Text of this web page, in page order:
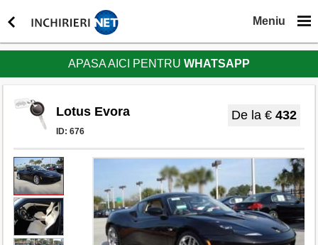
Meniu
APASA AICI PENTRUWHATSAPP
Lotus Evora
ID: 676
De la € 432